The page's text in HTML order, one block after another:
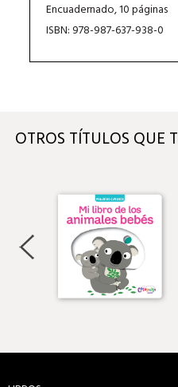
Encuadernado, 10 páginas
ISBN: 978-987-637-938-0
OTROS TÍTULOS QUE